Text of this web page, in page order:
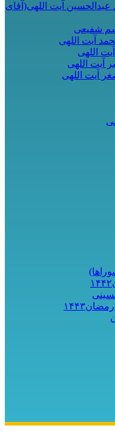
آیت اللهی(آقای
شفیعی
آیت اللهی
اللهی
آیت اللهی
آیت اللهی